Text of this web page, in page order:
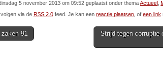
5 november 2013 om 09:52 geplaatst onder themaActueel
via de RSS 2.0 feed. Je kan een reactie plaatsen , of een link
91
Strijd tegen corruptie